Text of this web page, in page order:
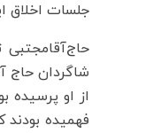
جلسات اخلاق
حاج‌آقامجتبی
شاگردان حاج
از او
فهمیده